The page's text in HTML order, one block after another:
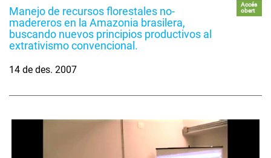
Manejo de recursos florestales no-
madereros en la Amazonia brasilera,
buscando nuevos principios productivos al
extrativismo convencional.
Accés
obert
14 de des. 2007